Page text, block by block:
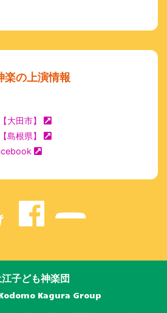
楽の上演情報
大田市】
島根県】
江子ども神楽団
Kagura Group